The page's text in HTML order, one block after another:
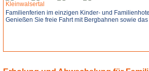
Kleinwalsertal
Familienferien im einzigen Kinder- und
Genießen Sie freie Fahrt mit Bergbahnen sowie